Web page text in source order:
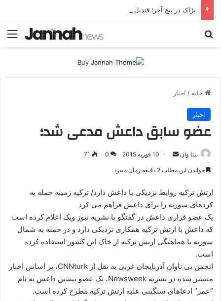
خانه / اخبار
اخبار
عضو سابق داعش مدعی شد؛
بیتا وان
ر
10 فوریه 2015 0
71
خواندن این مطلب 2 دقیقه زمان میبرد
ارتش ترکیه روابط نزدیکی با داعش دارد/ ترکیه زمینه حمله به
کردهای سوریه را برای داعش فراهم می کرد
یک عضو فراری داعش در گفتگو با نشریه نیوز ویک اعلام کرده است
که داعش با ارتش ترکیه همکاری نزدیکی دارد و در حمله به شمال
سوریه با هماهنگی ارتش ترکیه از خاک این کشور استفاده کرده
است.
انجمن بی تاوان آذربایجان غربی به نقل از CNNturk، بر اساس اخبار
منتشر شده در نشریه Newsweek، یک عضو پیشین داعش به نام
“عمر” ادعاهای سنگینی علیه ارتش ترکیه مطرح کرده است.